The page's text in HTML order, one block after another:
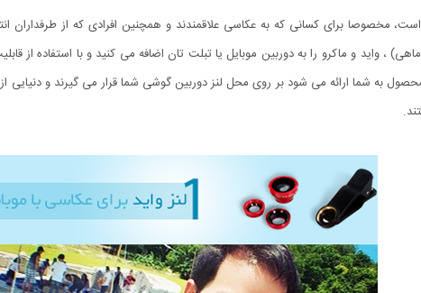
مخصوصا برای کسانی که به عکاسی علاقمندند و همچنین افرادی که از
به شما ارائه می شود بر روی محل لنز دوربین گوشی شما قرار می گیرند و دنیایی از